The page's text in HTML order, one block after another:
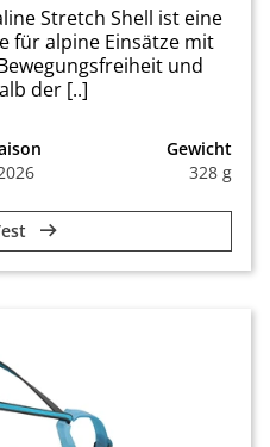
Stretch Shell ist eine
für alpine Einsätze mit
und
der [..]
Gewicht
328 g